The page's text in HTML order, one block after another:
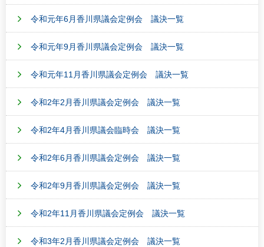
令和元年6月香川県議会定例会 議決一覧
令和元年9月香川県議会定例会 議決一覧
令和元年11月香川県議会定例会 議決一覧
令和2年2月香川県議会定例会 議決一覧
令和2年4月香川県議会臨時会 議決一覧
令和2年6月香川県議会定例会 議決一覧
令和2年9月香川県議会定例会 議決一覧
令和2年11月香川県議会定例会 議決一覧
令和3年2月香川県議会定例会 議決一覧